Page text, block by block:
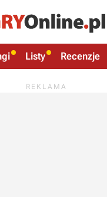
Listy Recenzje